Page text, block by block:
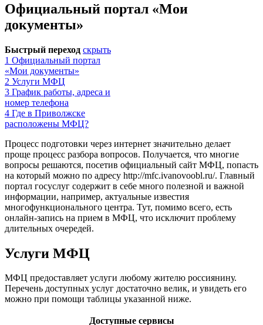
Официальный портал «Мои
документы»
Быстрый переход скрыть
1 Официальный портал
«Мои документы»
2 Услуги МФЦ
3 График работы, адреса и
номер телефона
4 Где в Приволжске
расположены МФЦ?
Процесс подготовки через интернет значительно делает
проще процесс разбора вопросов. Получается, что многие
вопросы решаются, посетив официальный сайт МФЦ, попасть
на который можно по адресу http://mfc.ivanovoobl.ru/. Главный
портал госуслуг содержит в себе много полезной и важной
информации, например, актуальные известия
многофункционального центра. Тут, помимо всего, есть
онлайн-запись на прием в МФЦ, что исключит проблему
длительных очередей.
Услуги МФЦ
МФЦ предоставляет услуги любому жителю россиянину.
Перечень доступных услуг достаточно велик, и увидеть его
можно при помощи таблицы указанной ниже.
Доступные сервисы